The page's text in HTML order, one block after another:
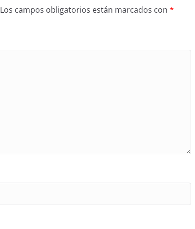
Los campos obligatorios están marcados con *